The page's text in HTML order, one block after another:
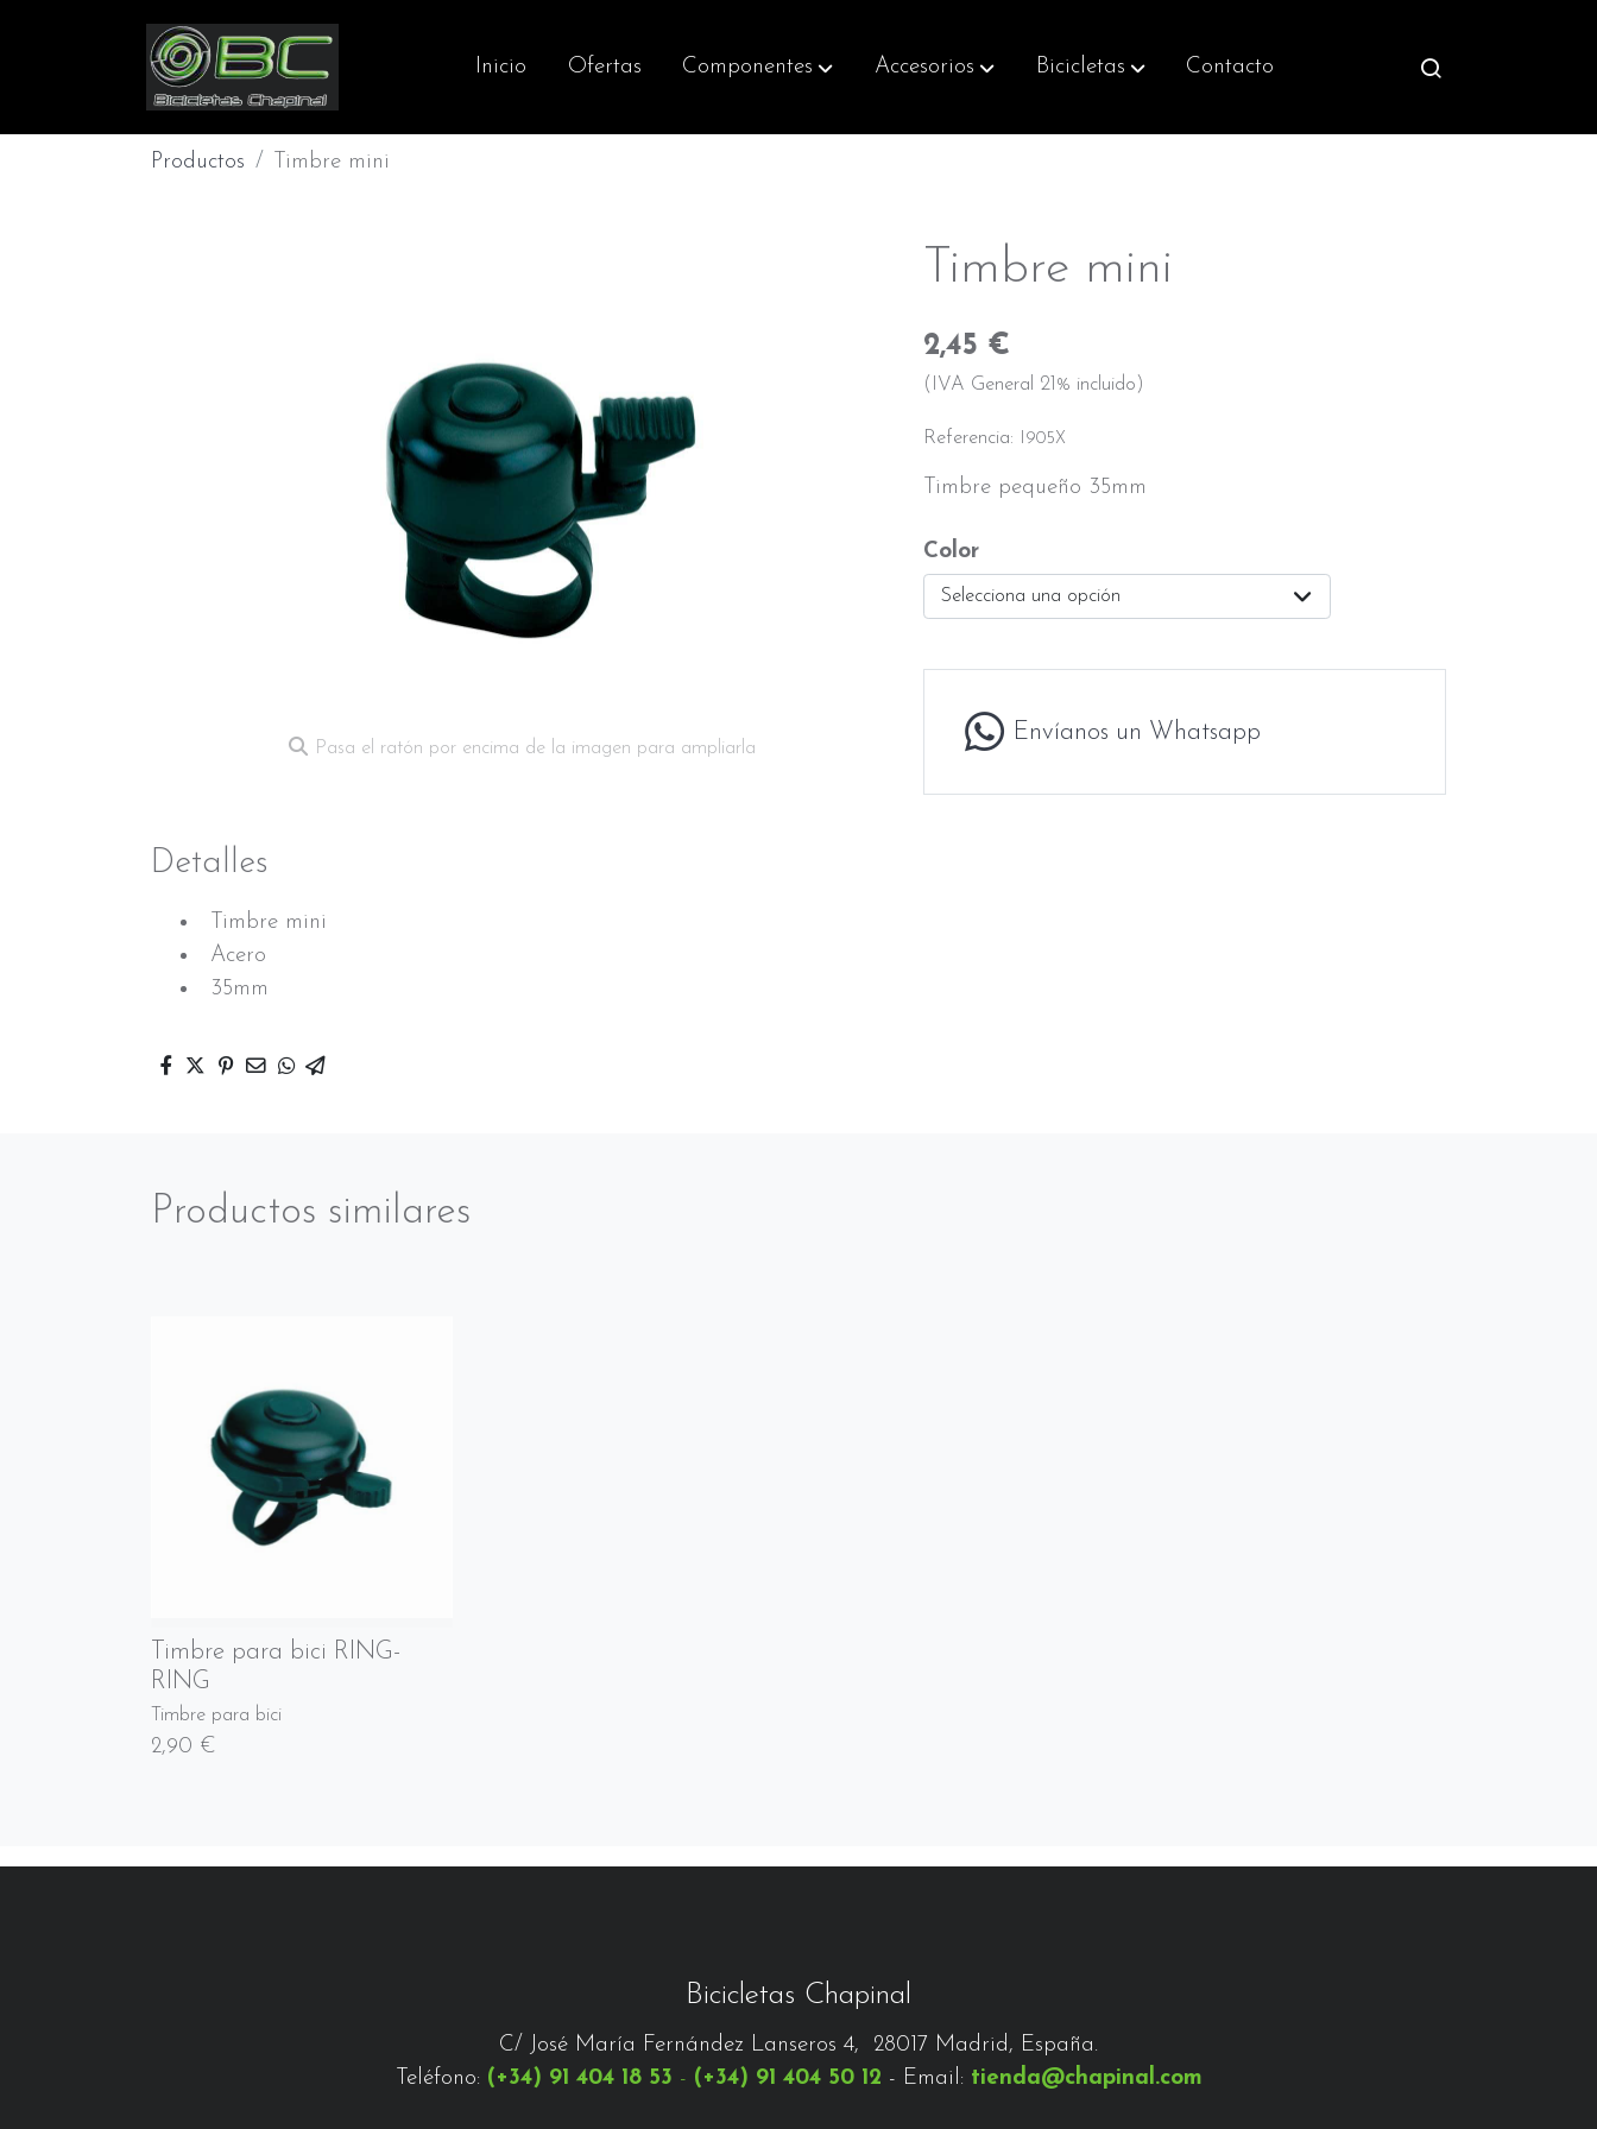
Inicio Ofertas Componentes Accesorios Bicicletas Contacto
Productos Timbre mini
Pasa el ratón por encima de la imagen para ampliarla
Detalles
Timbre mini
Acero
35mm
Timbre mini
2,45 €
(IVA General 21% incluido)
Referencia: I905X
Timbre pequeño 35mm
Color
Selecciona una opción
Envíanos un Whatsapp
Productos similares
Timbre para bici RING-
RING
Timbre para bici
2,90 €
Bicicletas Chapinal
C/ José María Fernández Lanseros 4, 28017 Madrid, España.
Teléfono: (+34) 91 404 18 53 - (+34) 91 404 50 12 - Email: tienda@chapinal.com